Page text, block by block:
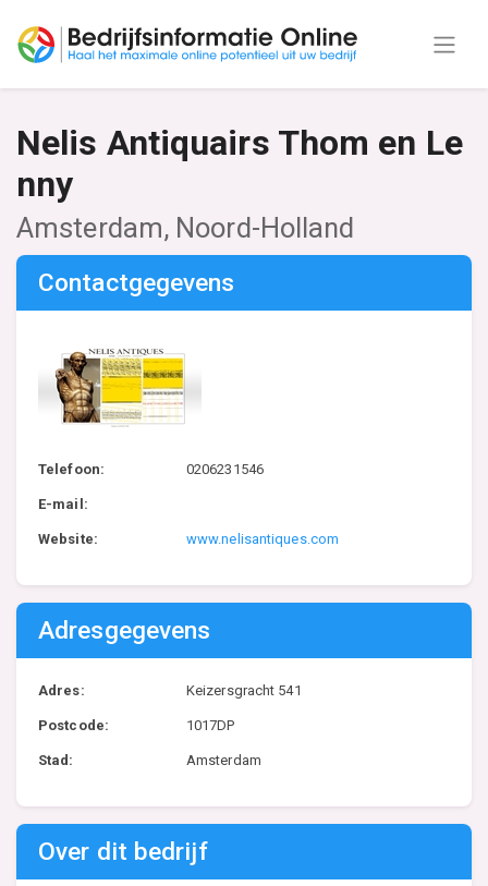
Nelis Antiquairs Thom en Le
nny
Amsterdam, Noord-Holland
Contactgegevens
Telefoon: 0206231546
E-mail:
Website: www.nelisantiques.com
Adresgegevens
Adres: Keizersgracht 541
Postcode: 1017DP
Stad: Amsterdam
Over dit bedrijf